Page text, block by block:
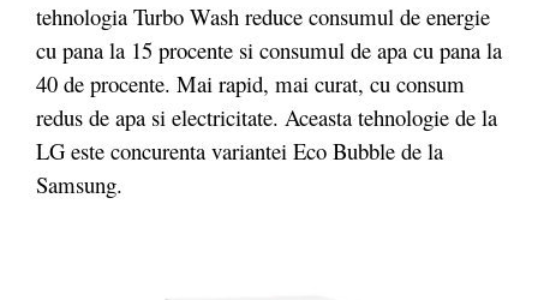
tehnologia Turbo Wash reduce consumul de energie
cu pana la 15 procente si consumul de apa cu pana la
40 de procente. Mai rapid, mai curat, cu consum
redus de apa si electricitate. Aceasta tehnologie de la
LG este concurenta variantei Eco Bubble de la
Samsung.